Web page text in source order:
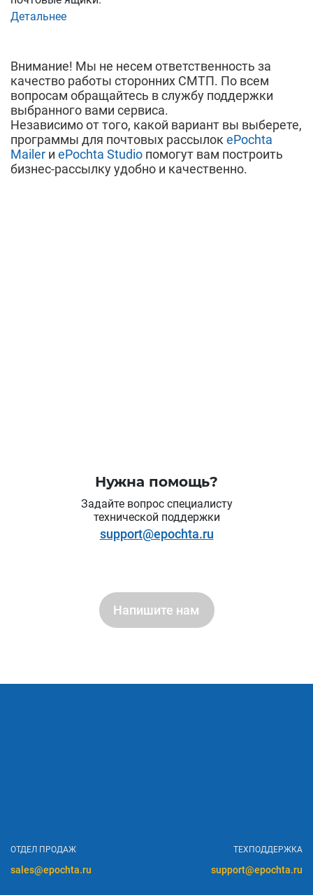
Детальнее
Внимание! Мы не несем ответственность за
качество работы сторонних СМТП. По всем
вопросам обращайтесь в службу поддержки
выбранного вами сервиса.
Независимо от того, какой вариант вы выберете,
программы для почтовых рассылок ePochta
Mailer и ePochta Studio помогут вам построить
бизнес-рассылку удобно и качественно.
Нужна помощь?
Задайте вопрос специалисту
технической поддержки
support@epochta.ru
Напишите нам
ОТДЕЛ ПРОДАЖ
sales@epochta.ru
ТЕХПОДДЕРЖКА
support@epochta.ru